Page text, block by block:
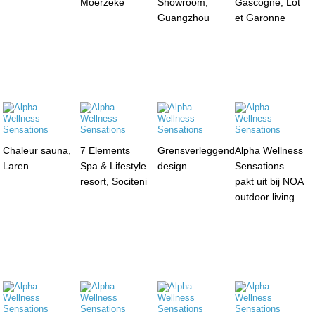
Guangzhou
et Garonne
Chaleur sauna,
Laren
7 Elements
Spa & Lifestyle
resort, Sociteni
Grensverleggend
design
Alpha Wellness
Sensations
pakt uit bij NOA
outdoor living